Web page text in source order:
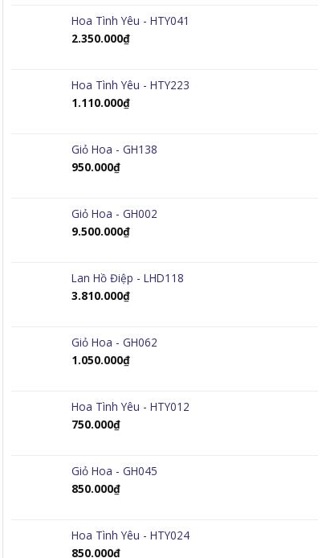
Hoa Tình Yêu - HTY041
2.350.000₫
Hoa Tình Yêu - HTY223
1.110.000₫
Giỏ Hoa - GH138
950.000₫
Giỏ Hoa - GH002
9.500.000₫
Lan Hồ Điệp - LHD118
3.810.000₫
Giỏ Hoa - GH062
1.050.000₫
Hoa Tình Yêu - HTY012
750.000₫
Giỏ Hoa - GH045
850.000₫
Hoa Tình Yêu - HTY024
850.000₫